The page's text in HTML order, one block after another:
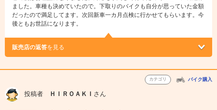
ました。車種も決めていたので。下取りのバイクも自分が思っていた金額
だったので満足してます。次回新車一カ月点検に行かせてもらいます。今
後ともお世話になります。
販売店の返答を見る
カテゴリ バイク購入
投稿者 ＨＩＲＯＡＫＩ さん